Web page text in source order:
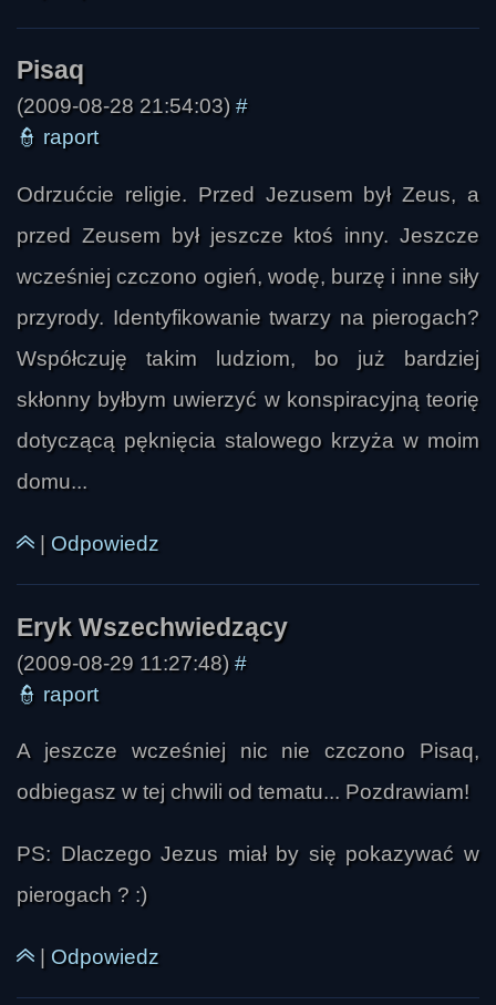
(2009-08-28 21:54:03) #
👮 raport
Odrzućcie religie. Przed Jezusem był Zeus, a
przed Zeusem był jeszcze ktoś inny. Jeszcze
wcześniej czczono ogień, wodę, burzę i inne siły
przyrody. Identyfikowanie twarzy na pierogach?
Współczuję takim ludziom, bo już bardziej
skłonny byłbym uwierzyć w konspiracyjną teorię
dotyczącą pęknięcia stalowego krzyża w moim
domu...
| Odpowiedz
(2009-08-29 11:27:48) #
👮 raport
A jeszcze wcześniej nic nie czczono Pisaq,
odbiegasz w tej chwili od tematu... Pozdrawiam!
PS: Dlaczego Jezus miał by się pokazywać w
pierogach ? :)
| Odpowiedz
aga